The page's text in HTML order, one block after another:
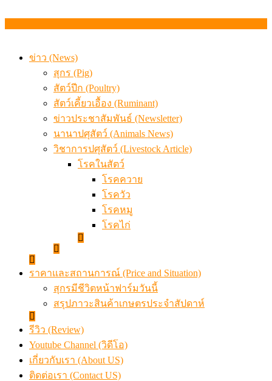
ข่าว (News)
สุกร (Pig)
สัตว์ปีก (Poultry)
สัตว์เคี้ยวเอื้อง (Ruminant)
ข่าวประชาสัมพันธ์ (Newsletter)
นานาปศุสัตว์ (Animals News)
วิชาการปศุสัตว์ (Livestock Article)
โรคในสัตว์
โรคควาย
โรควัว
โรคหมู
โรคไก่
ราคาและสถานการณ์ (Price and Situation)
สุกรมีชีวิตหน้าฟาร์มวันนี้
สรุปภาวะสินค้าเกษตรประจำสัปดาห์
รีวิว (Review)
Youtube Channel (วิดีโอ)
เกี่ยวกับเรา (About US)
ติดต่อเรา (Contact US)